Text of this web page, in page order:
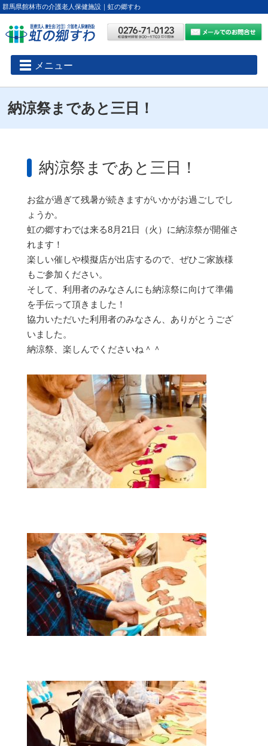
群馬県館林市の介護老人保健施設｜虹の郷すわ
メニュー
納涼祭まであと三日！
納涼祭まであと三日！
お盆が過ぎて残暑が続きますがいかがお過ごしでし
ょうか。
虹の郷すわでは来る8月21日（火）に納涼祭が開催さ
れます！
楽しい催しや模擬店が出店するので、ぜひご家族様
もご参加ください。
そして、利用者のみなさんにも納涼祭に向けて準備
を手伝って頂きました！
協力いただいた利用者のみなさん、ありがとうござ
いました。
納涼祭、楽しんでくださいね＾＾